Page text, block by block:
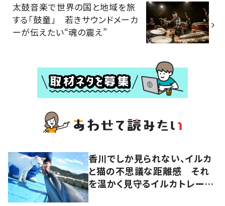
太鼓音楽で世界の国と地域を旅
する「鼓童」 若きサウンドメーカ
ーが伝えたい“魂の震え”
香川でしか見られない、イルカ
と猫の不思議な距離感 それ
を温かく見守るイルカトレーナ